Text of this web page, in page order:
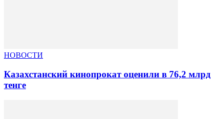
НОВОСТИ
Казахстанский кинопрокат оценили в 76,2 млрд
тенге